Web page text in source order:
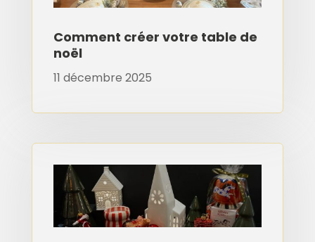
Comment créer votre table de
noël
11 décembre 2025